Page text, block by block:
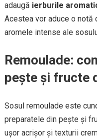
adaugă ierburile
Acestea vor aduce o
aromele intense ale
Remoulade:
pește și fructe
Sosul remoulade este
preparatele din pește și
ușor acrișor și texturii